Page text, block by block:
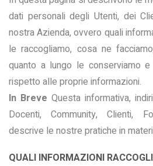
dati personali degli Utenti, dei
nostra Azienda, ovvero quali
le raccogliamo, cosa ne
quanto a lungo le conserviamo
rispetto alle proprie informazioni.
In Breve Questa informativa,
Docenti, Community, Clienti,
descrive le nostre pratiche in
QUALI INFORMAZIONI